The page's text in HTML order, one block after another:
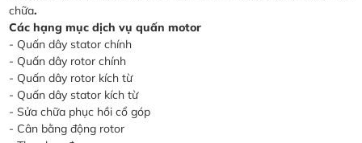
chữa.
Các hạng mục dịch vụ quấn motor
- Quấn dây stator chính
- Quấn dây rotor chính
- Quấn dây rotor kích từ
- Quấn dây stator kích từ
- Sửa chữa phục hồi cổ góp
- Cân bằng động rotor